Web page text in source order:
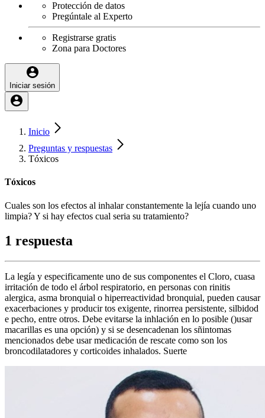
Protección de datos
Pregúntale al Experto
Registrarse gratis
Zona para Doctores
Iniciar sesión
Inicio
Preguntas y respuestas
Tóxicos
Tóxicos
Cuales son los efectos al inhalar constantemente la lejía cuando uno
limpia? Y si hay efectos cual seria su tratamiento?
1 respuesta
La legía y especificamente uno de sus componentes el Cloro, cuasa
irritación de todo el árbol respiratorio, en personas con rinitis
alergica, asma bronquial o hiperreactividad bronquial, pueden causar
exacerbaciones y producir tos exigente, rinorrea persistente, silbidod
e pecho, entre otros. Debe evitarse la inhlación en lo posible ()usar
macarillas es una opción) y si se desencadenan los sñintomas
mencionados debe usar medicación de rescate como son los
broncodilatadores y corticoides inhalados. Suerte